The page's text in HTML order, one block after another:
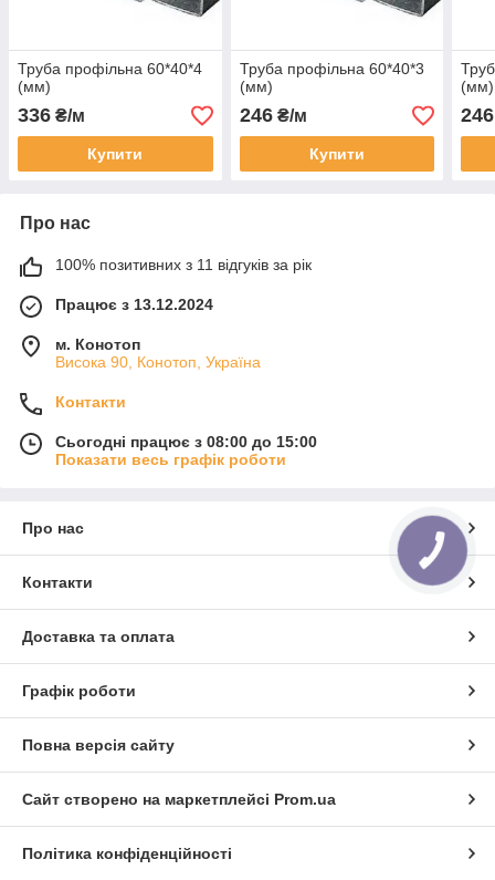
Труба профільна 60*40*4
(мм)
336 ₴/м
Купити
Труба профільна 60*40*3
(мм)
246₴/м
Купити
(мм)
Про нас
100% позитивних з 11 відгуків за рік
Працює з 13.12.2024
м. Конотоп
Висока 90, Конотоп, Україна
Контакти
Сьогодні працює з 08:00 до 15:00
Показати весь графік роботи
Про нас
Контакти
Доставка та оплата
Графік роботи
Повна версія сайту
Сайт створено на маркетплейсі Prom.ua
Політика конфіденційності
КНОПКА
ЗВ'ЯЗКУ